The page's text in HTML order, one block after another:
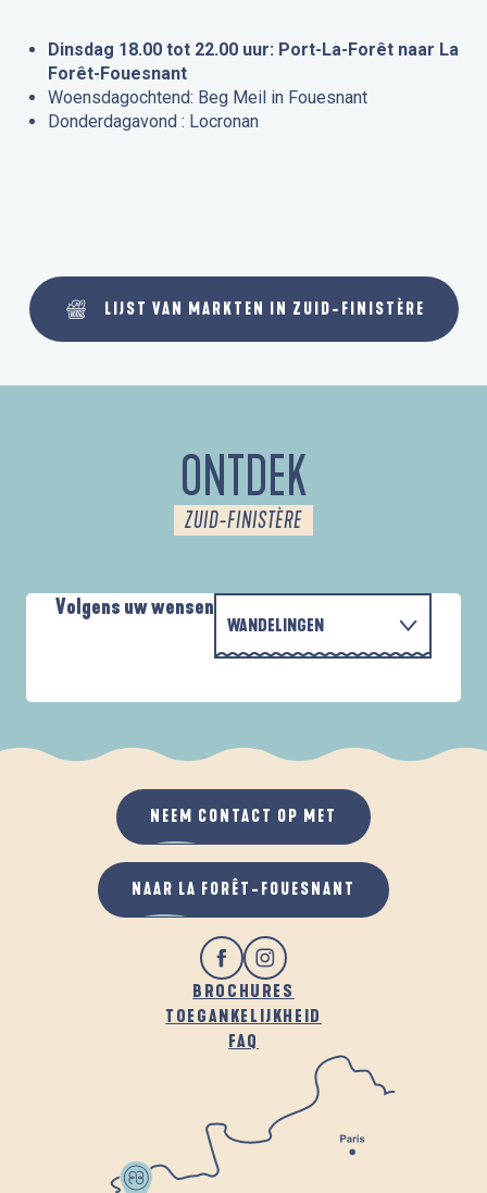
Dinsdag 18.00 tot 22.00 uur: Port-La-Forêt naar La
Forêt-Fouesnant
Woensdagochtend: Beg Meil in Fouesnant
Donderdagavond : Locronan
LIJST VAN MARKTEN IN ZUID-FINISTÈRE
ONTDEK
ZUID-FINISTÈRE
Volgens uw wensen
WANDELINGEN
ALS HET REGENT
IN DE FRISSE LUCHT
BROCHURES
TOEGANKELIJKHEID
FAQ
NEEM CONTACT OP MET
NAAR LA FORÊT-FOUESNANT